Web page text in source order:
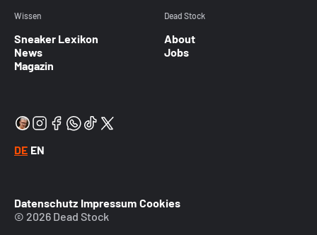
Wissen
Sneaker Lexikon
News
Magazin
Dead Stock
About
Jobs
DE EN
Datenschutz Impressum Cookies
© 2026 Dead Stock